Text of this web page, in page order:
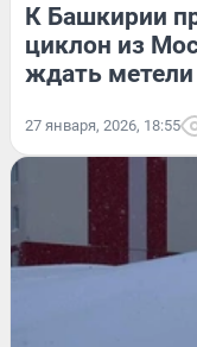
К Башкирии
циклон из
ждать метели
27 января, 2026, 18:55